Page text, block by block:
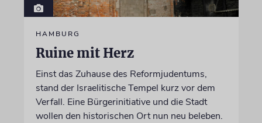
HAMBURG
Ruine mit Herz
Einst das Zuhause des Reformjudentums,
stand der Israelitische Tempel kurz vor dem
Verfall. Eine Bürgerinitiative und die Stadt
wollen den historischen Ort nun neu beleben.